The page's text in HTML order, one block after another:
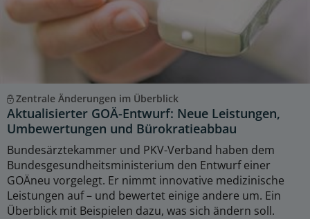
Zentrale Änderungen im Überblick
Aktualisierter GOÄ-Entwurf: Neue Leistungen,
Umbewertungen und Bürokratieabbau
Bundesärztekammer und PKV-Verband haben dem
Bundesgesundheitsministerium den Entwurf einer
GOÄneu vorgelegt. Er nimmt innovative medizinische
Leistungen auf – und bewertet einige andere um. Ein
Überblick mit Beispielen dazu, was sich ändern soll.